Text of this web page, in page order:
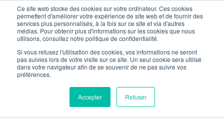
Ce site web stocke des cookies sur votre ordinateur. Ces cookies
permettent d'améliorer votre expérience de site web et de fournir des
services plus personnalisés, à la fois sur ce site et via d'autres
médias. Pour obtenir plus d'informations sur les cookies que nous
utilisons, consultez notre politique de confidentialité.
Si vous refusez l'utilisation des cookies, vos informations ne seront
pas suivies lors de votre visite sur ce site. Un seul cookie sera utilisé
dans votre navigateur afin de se souvenir de ne pas suivre vos
préférences.
Accepter Refuser
Comment choisir la bonne
startup avec laquelle
travailler